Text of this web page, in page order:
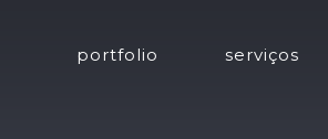
portfolio serviços